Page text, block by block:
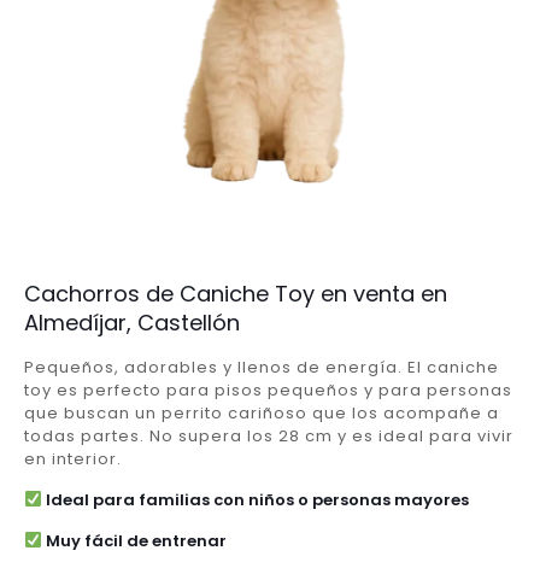
Cachorros de Caniche Toy en venta en
Almedíjar, Castellón
Pequeños, adorables y llenos de energía. El caniche
toy es perfecto para pisos pequeños y para personas
que buscan un perrito cariñoso que los acompañe a
todas partes. No supera los 28 cm y es ideal para vivir
en interior.
Ideal para familias con niños o personas mayores
Muy fácil de entrenar